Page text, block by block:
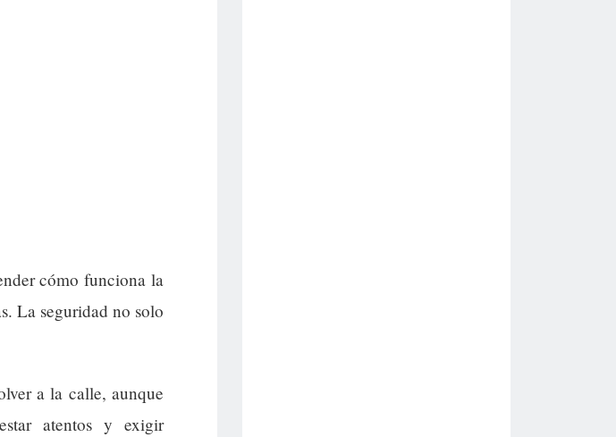
cómo funciona la
La seguridad no solo
a la calle, aunque
atentos y exigir